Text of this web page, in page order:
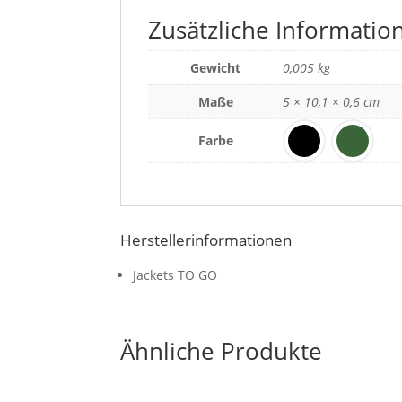
Zusätzliche
Gewicht
0,005 kg
Maße
5 × 10,1 × 0,6 cm
Farbe
Herstellerinformationen
Jackets TO GO
Ähnliche Produkte